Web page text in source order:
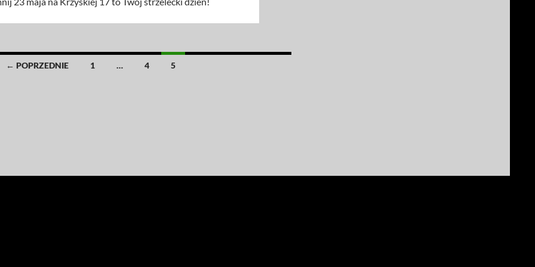
← POPRZEDNIE 1 … 4 5